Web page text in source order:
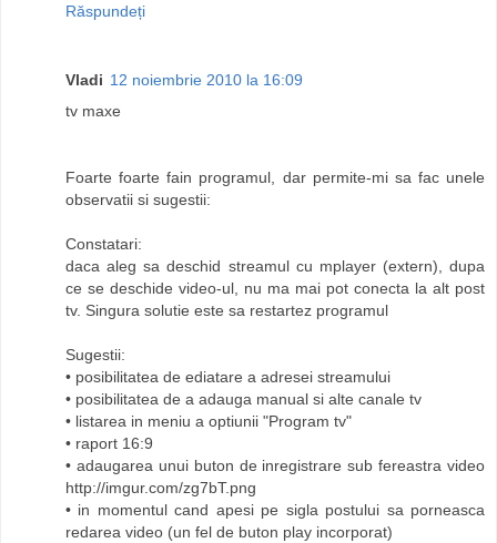
Răspundeți
Vladi 12 noiembrie 2010 la 16:09
tv maxe
Foarte foarte fain programul, dar permite-mi sa fac unele
observatii si sugestii:
Constatari:
daca aleg sa deschid streamul cu mplayer (extern), dupa
ce se deschide video-ul, nu ma mai pot conecta la alt post
tv. Singura solutie este sa restartez programul
Sugestii:
• posibilitatea de ediatare a adresei streamului
• posibilitatea de a adauga manual si alte canale tv
• listarea in meniu a optiunii "Program tv"
• raport 16:9
• adaugarea unui buton de inregistrare sub fereastra video
http://imgur.com/zg7bT.png
• in momentul cand apesi pe sigla postului sa porneasca
redarea video (un fel de buton play incorporat)